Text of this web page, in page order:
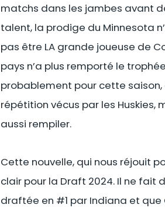
matchs dans les jambes avant
talent, la prodige du Minnesota
pas être LA grande joueuse de
pays n’a plus remporté le
probablement pour cette
répétition vécus par les Huskies,
aussi rempiler.
Cette nouvelle, qui nous réjouit
clair pour la Draft 2024. Il ne fait
draftée en #1 par Indiana et que